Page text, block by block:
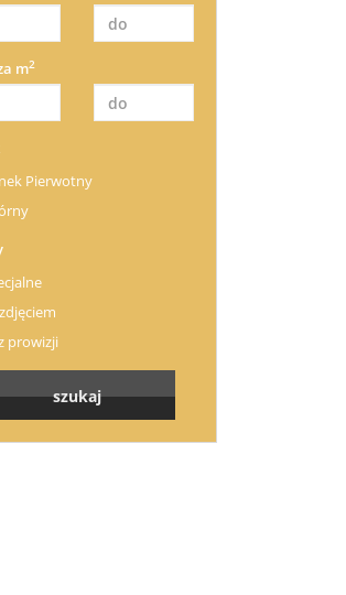
m2
Pierwotny
prowizji